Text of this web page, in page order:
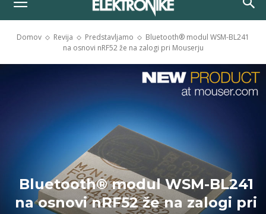
Domov Revija Predstavljamo
Bluetooth® modul WSM-BL241
na osnovi nRF52 že na zalogi pri Mouserju
Bluetooth® modul WSM-BL241
na osnovi nRF52 že na zalogi pri